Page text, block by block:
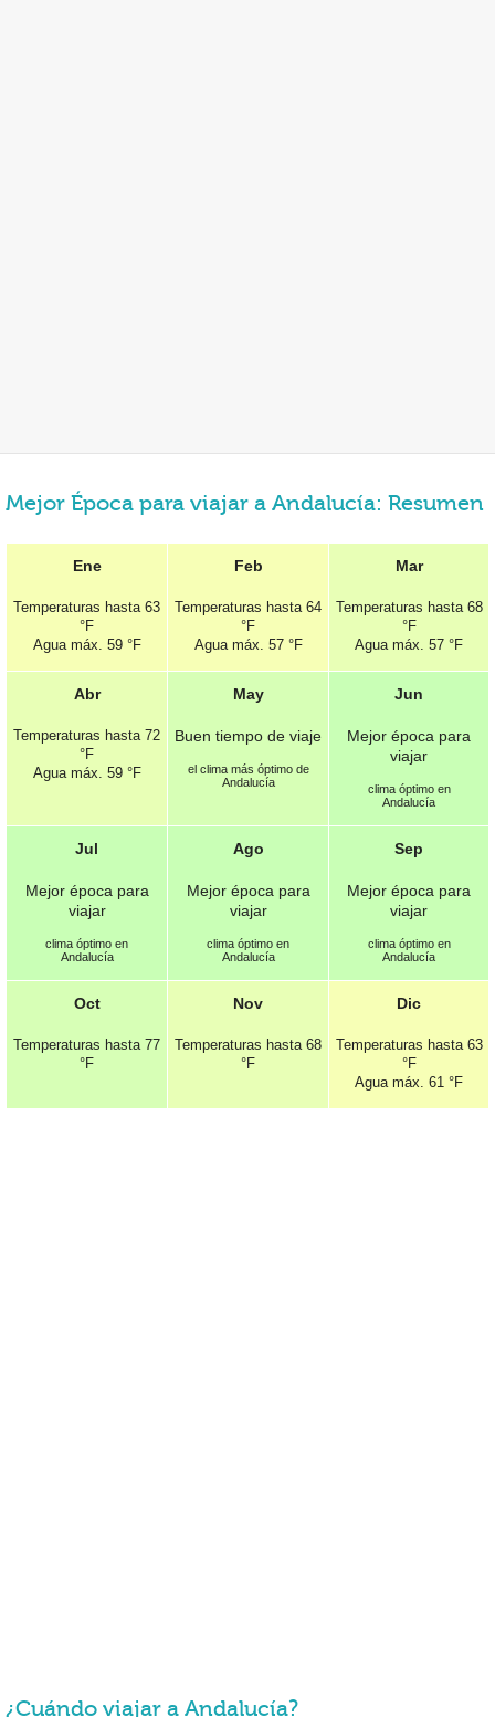
Mejor Época para viajar a Andalucía: Resumen
Ene
Temperaturas hasta 63
°F
Agua máx. 59 °F
Feb
Temperaturas hasta 64
°F
Agua máx. 57 °F
Mar
Temperaturas hasta 68
°F
Agua máx. 57 °F
Abr
Temperaturas hasta 72
°F
Agua máx. 59 °F
May
Buen tiempo de viaje
el clima más óptimo de
Andalucía
Jun
Mejor época para
viajar
clima óptimo en
Andalucía
Jul
Mejor época para
viajar
clima óptimo en
Andalucía
Ago
Mejor época para
viajar
clima óptimo en
Andalucía
Sep
Mejor época para
viajar
clima óptimo en
Andalucía
Oct
Temperaturas hasta 77
°F
Nov
Temperaturas hasta 68
°F
Dic
Temperaturas hasta 63
°F
Agua máx. 61 °F
¿Cuándo viajar a Andalucía?